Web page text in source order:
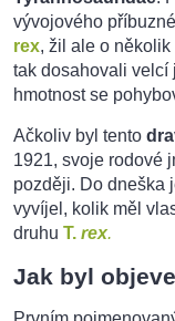
vývojového
rex, žil ale o několik
tak dosahovali velcí
hmotnost se
Ačkoliv byl tento
1921, svoje rodové
později. Do dneška
vyvíjel, kolik měl
druhu T. rex.
Jak byl